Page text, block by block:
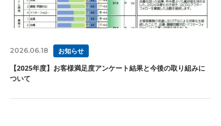
2026.06.18 お知らせ
【2025年度】お客様満足度アンケート結果と今後の取り組みに
ついて